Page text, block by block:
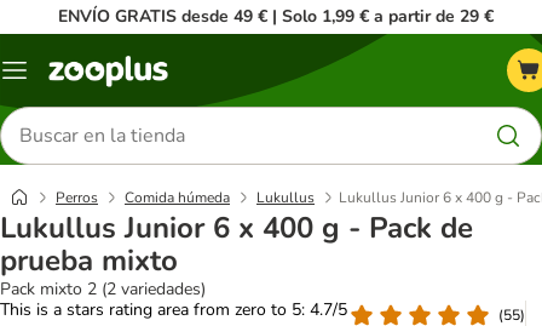
ENVÍO GRATIS desde 49 € | Solo 1,99 € a partir de 29 €
Menú
Buscar
productos
Perros Comida húmeda Lukullus Lukullus Junior 6 x 400 g -
Lukullus Junior 6 x 400 g - Pack de
prueba mixto
Pack mixto 2 (2 variedades)
This is a stars rating area from zero to 5: 4.7/5
(55)